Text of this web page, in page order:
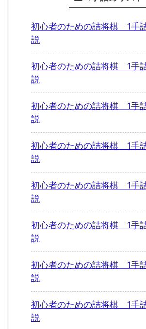
初心者のための詰将棋 1手
説
初心者のための詰将棋 1手
説
初心者のための詰将棋 1手
説
初心者のための詰将棋 1
説
初心者のための詰将棋 1手
説
初心者のための詰将棋 1手
説
初心者のための詰将棋 1手
説
初心者のための詰将棋 1手
説